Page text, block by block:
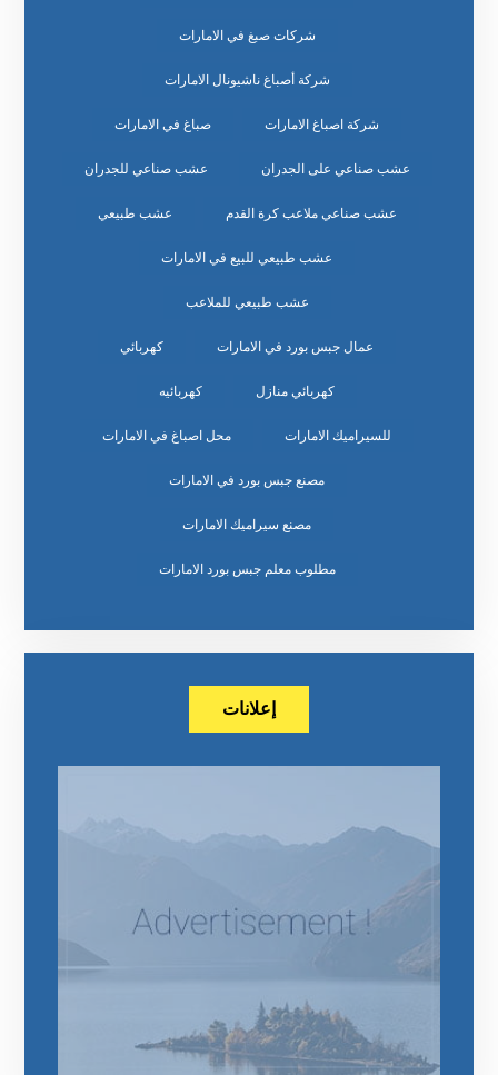
شركات صبغ في الامارات
شركة أصباغ ناشيونال الامارات
شركة اصباغ الامارات صباغ في الامارات
عشب صناعي على الجدران عشب صناعي للجدران
عشب صناعي ملاعب كرة القدم عشب طبيعي
عشب طبيعي للبيع في الامارات
عشب طبيعي للملاعب
عمال جبس بورد في الامارات كهربائي
كهربائي منازل كهربائيه
للسيراميك الامارات محل اصباغ في الامارات
مصنع جبس بورد في الامارات
مصنع سيراميك الامارات
مطلوب معلم جبس بورد الامارات
إعلانات